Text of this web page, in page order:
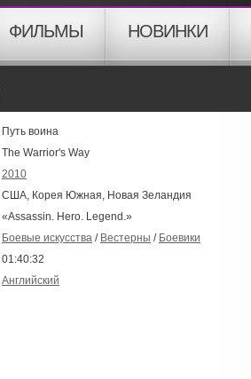
ФИЛЬМЫ НОВИНКИ
Путь воина
The Warrior's Way
2010
США, Корея Южная, Новая Зеландия
«Assassin. Hero. Legend.»
Боевые искусства / Вестерны / Боевики
01:40:32
Английский